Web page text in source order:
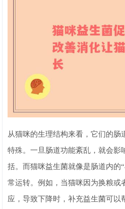
从猫咪的生理结构来看，它们的肠
特殊。一旦肠道功能紊乱，就会影
括。而猫咪益生菌就像是肠道内的
常运转。例如，当猫咪因为换粮或
应，导致下降时，补充益生菌可以